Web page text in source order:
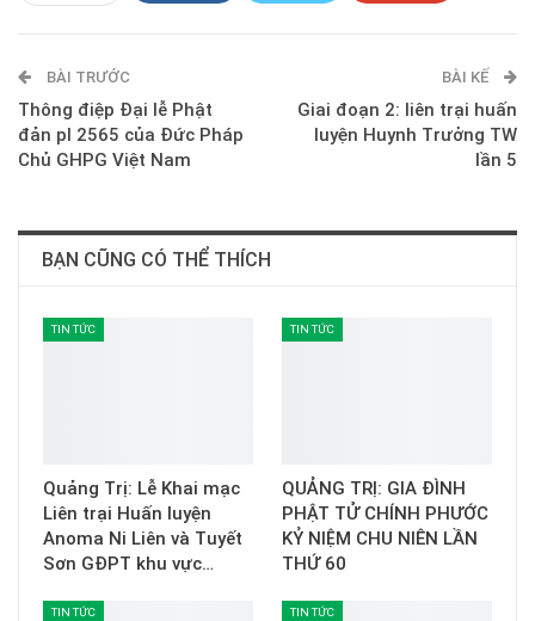
E-mail
BÀI TRƯỚC
Thông điệp Đại lễ Phật
đản pl 2565 của Đức Pháp
Chủ GHPG Việt Nam
BÀI KẾ
Giai đoạn 2: liên trại huấn
luyện Huynh Trưởng TW
lần 5
BẠN CŨNG CÓ THỂ THÍCH
TIN TỨC
Quảng Trị: Lễ Khai mạc
Liên trại Huấn luyện
Anoma Ni Liên và Tuyết
Sơn GĐPT khu vực…
TIN TỨC
QUẢNG TRỊ: GIA ĐÌNH
PHẬT TỬ CHÍNH PHƯỚC
KỶ NIỆM CHU NIÊN LẦN
THỨ 60
TIN TỨC TIN TỨC